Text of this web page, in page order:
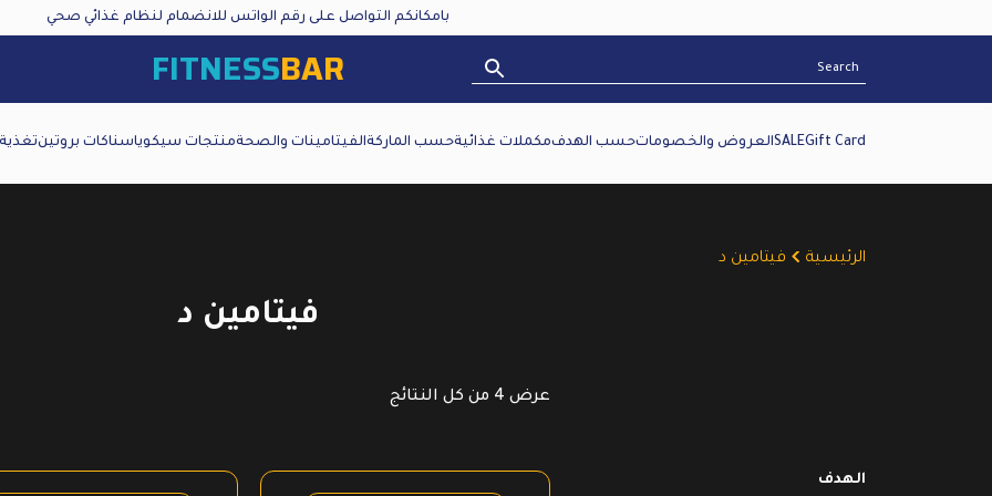
بامكانكم التواصل على رقم الواتس للانضمام لنظام غذائي صحي
FITNESSBAR
Gift Card
SALEالعروض والخصوماتحسب الهدفمكملات غذائيةحسب الماركةالفيتامينات والصحةمنتجات سيكوياسناكات بروتين
الرئيسية فيتامين د
فيتامين د
عرض ⁦4⁩ من كل النتائج
الهدف